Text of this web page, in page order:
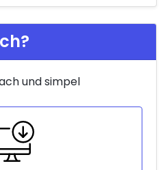
und simpel